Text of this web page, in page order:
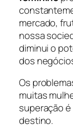
mercado,
nossa
diminui o
dos
Os
muitas
superação
destino.